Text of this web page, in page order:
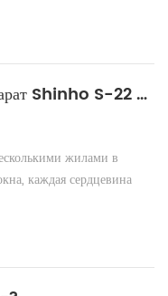
Многожильный сварочный аппарат Shinho S-22 для оптоволокна Новый запуск!
жилами в
каждая сердцевина